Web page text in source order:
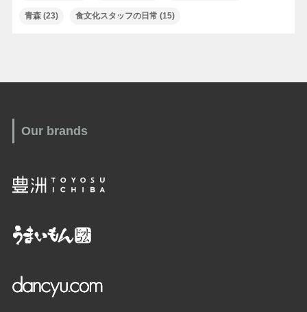
青森(23) 食文化スタッフの日常 (15)
Our brands